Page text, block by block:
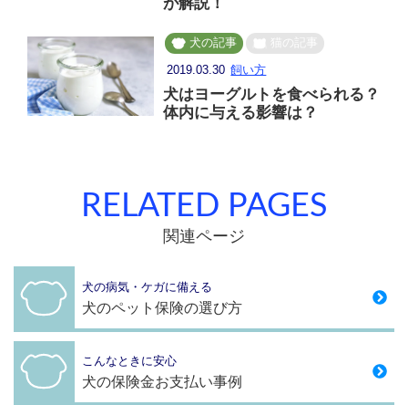
犬の記事
猫の記事
2019.03.30 飼い方
犬はヨーグルトを食べられる？
体内に与える影響は？
RELATED PAGES
関連ページ
犬の病気・ケガに備える
犬のペット保険の選び方
こんなときに安心
犬の保険金お支払い事例